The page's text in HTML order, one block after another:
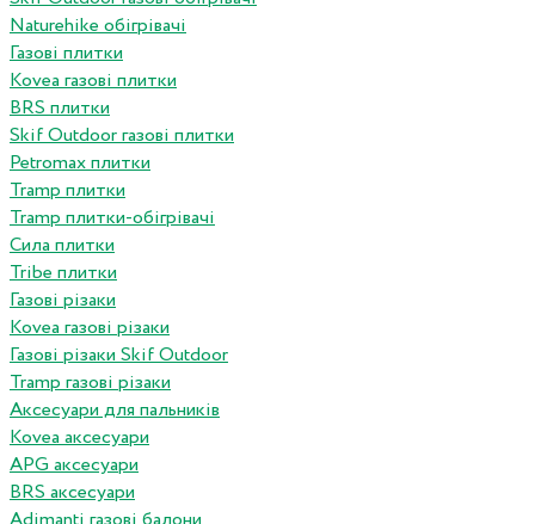
Naturehike обігрівачі
Газові плитки
Kovea газові плитки
BRS плитки
Skif Outdoor газові плитки
Petromax плитки
Tramp плитки
Tramp плитки-обігрівачі
Сила плитки
Tribe плитки
Газові різаки
Kovea газові різаки
Газові різаки Skif Outdoor
Tramp газові різаки
Аксесуари для пальників
Kovea аксесуари
APG аксесуари
BRS аксесуари